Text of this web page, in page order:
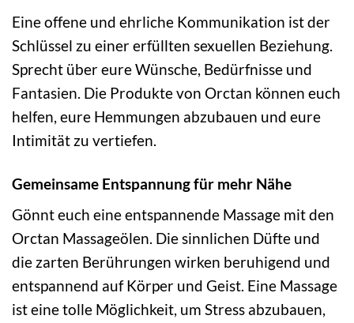
Eine offene und ehrliche Kommunikation ist der
Schlüssel zu einer erfüllten sexuellen Beziehung.
Sprecht über eure Wünsche, Bedürfnisse und
Fantasien. Die Produkte von Orctan können euch
helfen, eure Hemmungen abzubauen und eure
Intimität zu vertiefen.
Gemeinsame Entspannung für mehr Nähe
Gönnt euch eine entspannende Massage mit den
Orctan Massageölen. Die sinnlichen Düfte und
die zarten Berührungen wirken beruhigend und
entspannend auf Körper und Geist. Eine Massage
ist eine tolle Möglichkeit, um Stress abzubauen,